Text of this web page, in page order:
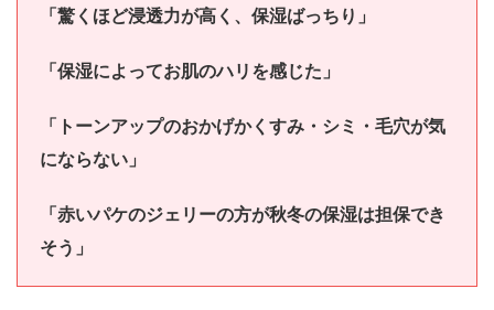
「驚くほど浸透力が高く、保湿ばっちり」
「保湿によってお肌のハリを感じた」
「トーンアップのおかげかくすみ・シミ・毛穴が気
にならない」
「赤いパケのジェリーの方が秋冬の保湿は担保でき
そう」